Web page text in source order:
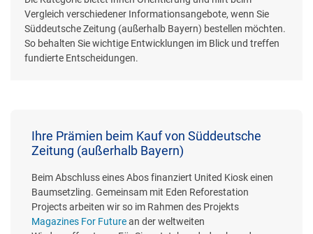
Vergleich verschiedener Informationsangebote, wenn Sie
Süddeutsche Zeitung (außerhalb Bayern) bestellen möchten.
So behalten Sie wichtige Entwicklungen im Blick und treffen
fundierte Entscheidungen.
Ihre Prämien beim Kauf von Süddeutsche
Zeitung (außerhalb Bayern)
Beim Abschluss eines Abos finanziert United Kiosk einen
Baumsetzling. Gemeinsam mit Eden Reforestation
Projects arbeiten wir so im Rahmen des Projekts
Magazines For Futurean der weltweiten